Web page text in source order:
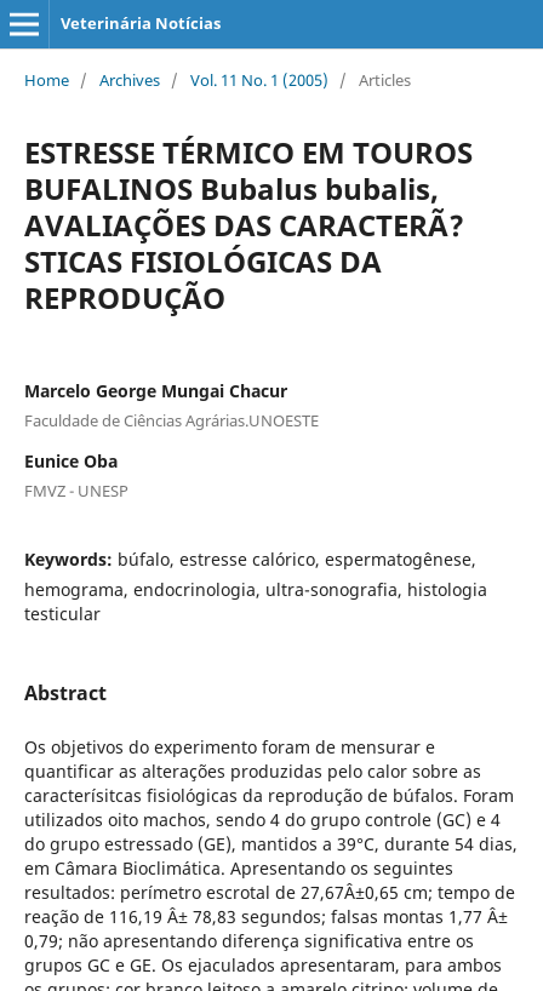
Veterinária Notícias
Home / Archives / Vol. 11 No. 1 (2005) / Articles
ESTRESSE TÉRMICO EM TOUROS
BUFALINOS Bubalus bubalis,
AVALIAÇÕES DAS CARACTERÃ?
STICAS FISIOLÓGICAS DA
REPRODUÇÃO
Marcelo George Mungai Chacur
Faculdade de Ciências Agrárias.UNOESTE
Eunice Oba
FMVZ - UNESP
Keywords: búfalo, estresse calórico, espermatogênese,
hemograma, endocrinologia, ultra-sonografia, histologia
testicular
Abstract
Os objetivos do experimento foram de mensurar e
quantificar as alterações produzidas pelo calor sobre as
caracterísitcas fisiológicas da reprodução de búfalos. Foram
utilizados oito machos, sendo 4 do grupo controle (GC) e 4
do grupo estressado (GE), mantidos a 39°C, durante 54 dias,
em Câmara Bioclimática. Apresentando os seguintes
resultados: perímetro escrotal de 27,67Â±0,65 cm; tempo de
reação de 116,19 Â± 78,83 segundos; falsas montas 1,77 Â±
0,79; não apresentando diferença significativa entre os
grupos GC e GE. Os ejaculados apresentaram, para ambos